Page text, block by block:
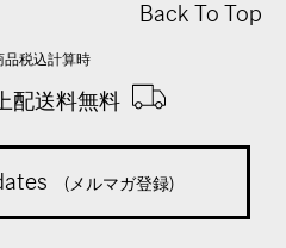
Back To Top
税込計算時
配送料無料
(メルマガ登録)